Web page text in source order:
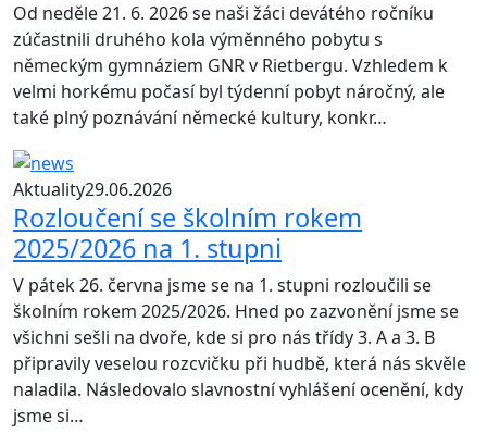
Od neděle 21. 6. 2026 se naši žáci devátého ročníku
zúčastnili druhého kola výměnného pobytu s
německým gymnáziem GNR v Rietbergu. Vzhledem k
velmi horkému počasí byl týdenní pobyt náročný, ale
také plný poznávání německé kultury, konkr…
Aktuality29.06.2026
Rozloučení se školním rokem
2025/2026 na 1. stupni
V pátek 26. června jsme se na 1. stupni rozloučili se
školním rokem 2025/2026. Hned po zazvonění jsme se
všichni sešli na dvoře, kde si pro nás třídy 3. A a 3. B
připravily veselou rozcvičku při hudbě, která nás skvěle
naladila. Následovalo slavnostní vyhlášení ocenění, kdy
jsme si…